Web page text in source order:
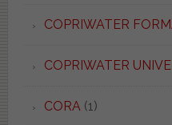
COPRIWATER
COPRIWATER
CORA (1)